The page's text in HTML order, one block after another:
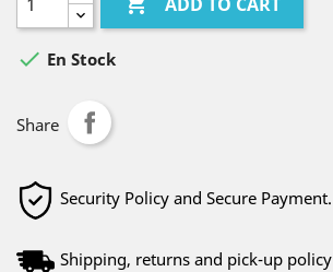
 En Stock
Share
Security Policy and Secure Payment.
Shipping, returns and pick-up policy